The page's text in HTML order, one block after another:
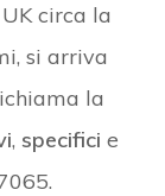
circa la
si arriva
la
, specifici e